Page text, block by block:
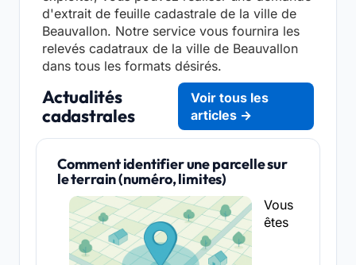
d'extrait de feuille cadastrale de la ville de
Beauvallon. Notre service vous fournira les
relevés cadatraux de la ville de Beauvallon
dans tous les formats désirés.
Actualités
cadastrales
Voir tous les
articles →
Comment identifier une parcelle sur
le terrain (numéro, limites)
Vous
êtes